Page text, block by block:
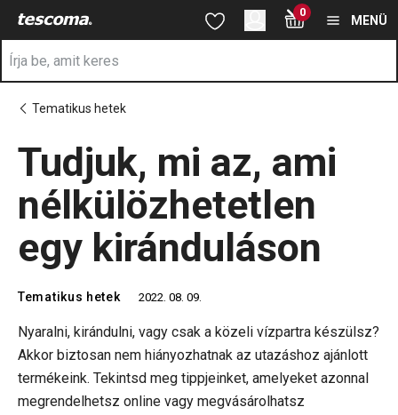
A Tudjuk, mi az, ami nélkülözhetetlen egy kiránduláson oldalon
Ugrás a fő tartalomhoz
Ugrás a kereséshez
Ugrás a navigációhoz 0
MENÜ
Tematikus hetek
Tudjuk, mi az, ami
nélkülözhetetlen
egy kiránduláson
Tematikus hetek 2022. 08. 09.
Nyaralni, kirándulni, vagy csak a közeli vízpartra készülsz?
Akkor biztosan nem hiányozhatnak az utazáshoz ajánlott
termékeink. Tekintsd meg tippjeinket, amelyeket azonnal
megrendelhetsz online vagy megvásárolhatsz